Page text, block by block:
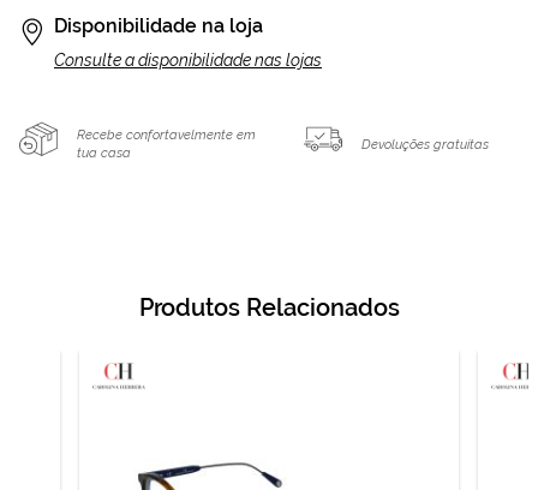
Disponibilidade na loja
Consulte a disponibilidade nas lojas
Recebe confortavelmente em
tua casa
Devoluções gratuitas
Produtos Relacionados